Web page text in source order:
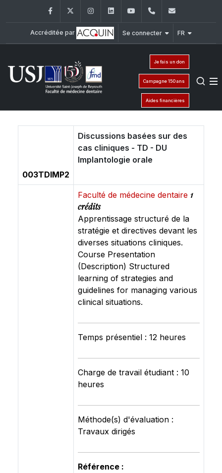
FacebookTwitter InstagramLinkedInYouTube+961 (1) 421 280
Accréditée par Se connecter FR
Je fais un don
Campagne 150 ans
Aides financières
003TDIMP2
Discussions basées sur des
cas cliniques - TD - DU
Implantologie orale
Faculté de médecine dentaire 1
crédits
Apprentissage structuré de la
stratégie et directives devant les
diverses situations cliniques.
Course Presentation
(Description) Structured
learning of strategies and
guidelines for managing various
clinical situations.
Temps présentiel : 12 heures
Charge de travail étudiant : 10
heures
Méthode(s) d'évaluation :
Travaux dirigés
Référence :